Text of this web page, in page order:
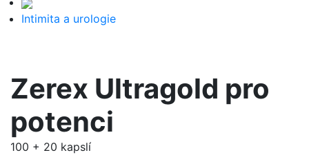
Intimita a urologie
Zerex Ultragold pro
potenci
100 + 20 kapslí